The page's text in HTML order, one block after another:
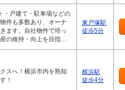
・戸建て・駐車場などの
件も多数あり、オーナ
ます。自社物件で培っ
の維持・向上を目指…
東戸塚駅
徒歩5分
スへ！横浜市内を熟知
！
横浜駅
徒歩4分